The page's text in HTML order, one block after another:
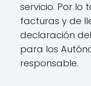
servicio. Por lo
facturas y de
declaración
para los
responsable.